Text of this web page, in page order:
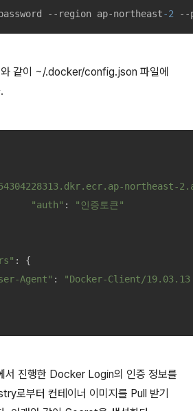
--region ap-northeast-2 --
와 같이 ~/.docker/config.json 파일에
northeast-
"auth" :
"인증토큰"
: {
Agent" :
"Docker-Client/
서 진행한 Docker Login의 인증 정보를
로부터 컨테이너 이미지를 Pull 받기